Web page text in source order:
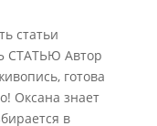
статьи
СТАТЬЮ Автор
готова
Оксана знает
в